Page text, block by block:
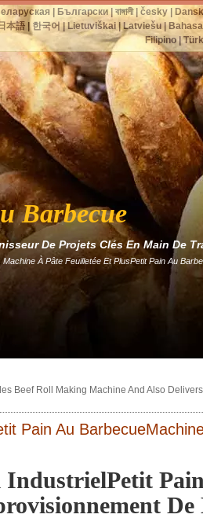
Barbecue
De Projets Clés En Main De
À Pâte Feuilletée Et PlusPetit Pain Au
Beef Roll Making Machine And Also
Pain Au
IndustrielPetit
Български |বাঙ্গালী|česky
本語|한국어|Lietuviškai|Latviešu|
Filipino|